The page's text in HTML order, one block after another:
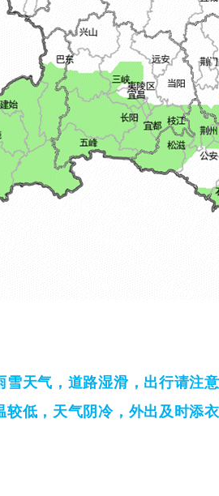
雪天气，道路湿滑，出行请注意
较低，天气阴冷，外出及时添衣